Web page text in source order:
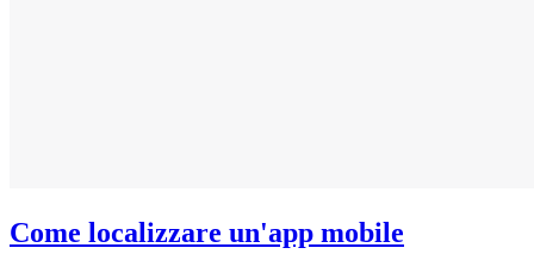
Come localizzare un'app mobile